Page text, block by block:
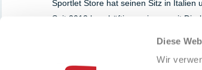
Diese
Wir
Sportlet Store hat seinen Sitz in Italien
Seit 2013 beschäftigen wir uns mit